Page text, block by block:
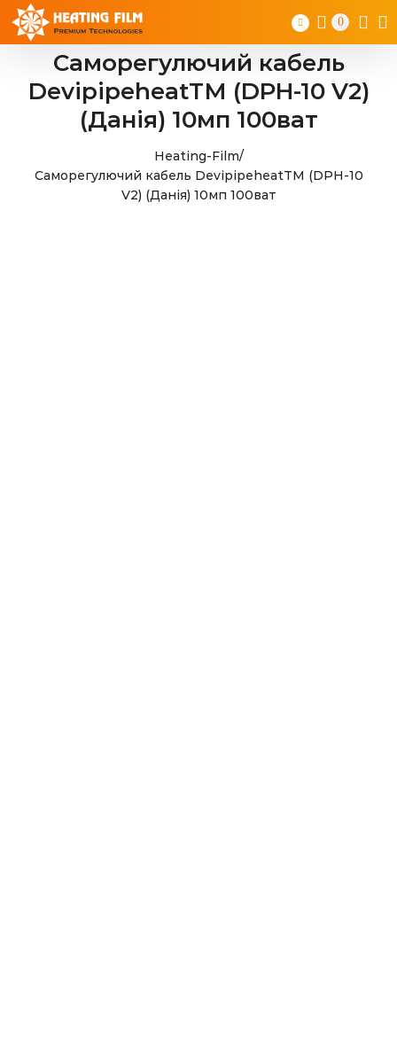
Skip
content
0
Саморегулючий кабель
DevipipeheatТМ (DPH-10 V2)
(Данія) 10мп 100ват
Heating-Film/
Саморегулючий кабель DevipipeheatТМ (DPH-10
V2) (Данія) 10мп 100ват